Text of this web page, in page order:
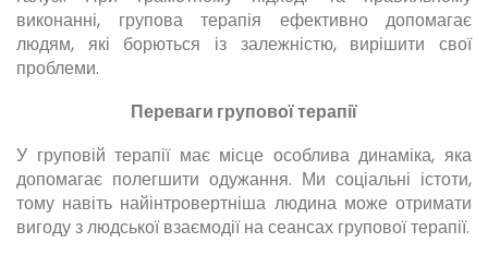
виконанні, групова терапія ефективно допомагає
людям, які борються із залежністю, вирішити свої
проблеми.
Переваги групової терапії
У груповій терапії має місце особлива динаміка, яка
допомагає полегшити одужання. Ми соціальні істоти,
тому навіть найінтровертніша людина може отримати
вигоду з людської взаємодії на сеансах групової терапії.